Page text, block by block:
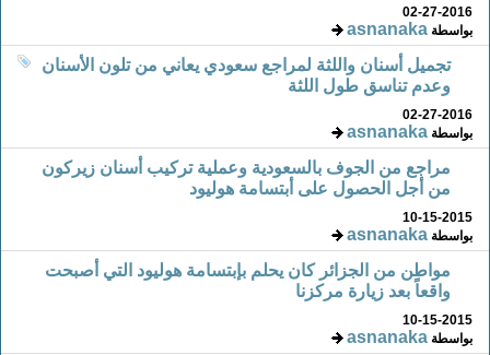
02-27-2016
بواسطةasnanaka
تجميل أسنان واللثة لمراجع سعودي يعاني من تلون الأسنان
وعدم تناسق طول اللثة
02-27-2016
بواسطةasnanaka
مراجع من الجوف بالسعودية وعملية تركيب أسنان زيركون
من أجل الحصول على أبتسامة هوليود
10-15-2015
بواسطةasnanaka
مواطن من الجزائر كان يحلم بإبتسامة هوليود التي أصبحت
واقعاً بعد زيارة مركزنا
10-15-2015
بواسطةasnanaka